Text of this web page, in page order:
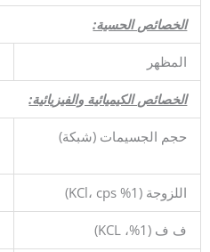
الخصائص الحسية:
المظهر
الخصائص الكيميائية والفيزيائية:
حجم الجسيمات (شبكة)
اللزوجة (1% KCl، cps)
ف ف (1%، KCL)